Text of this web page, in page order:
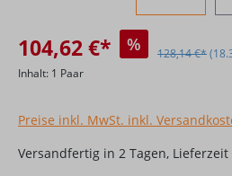
104,62 €* % 128,14 €*
Inhalt: 1 Paar
Preise inkl. MwSt. inkl.
Versandfertig in 2 Tagen, Lieferzeit